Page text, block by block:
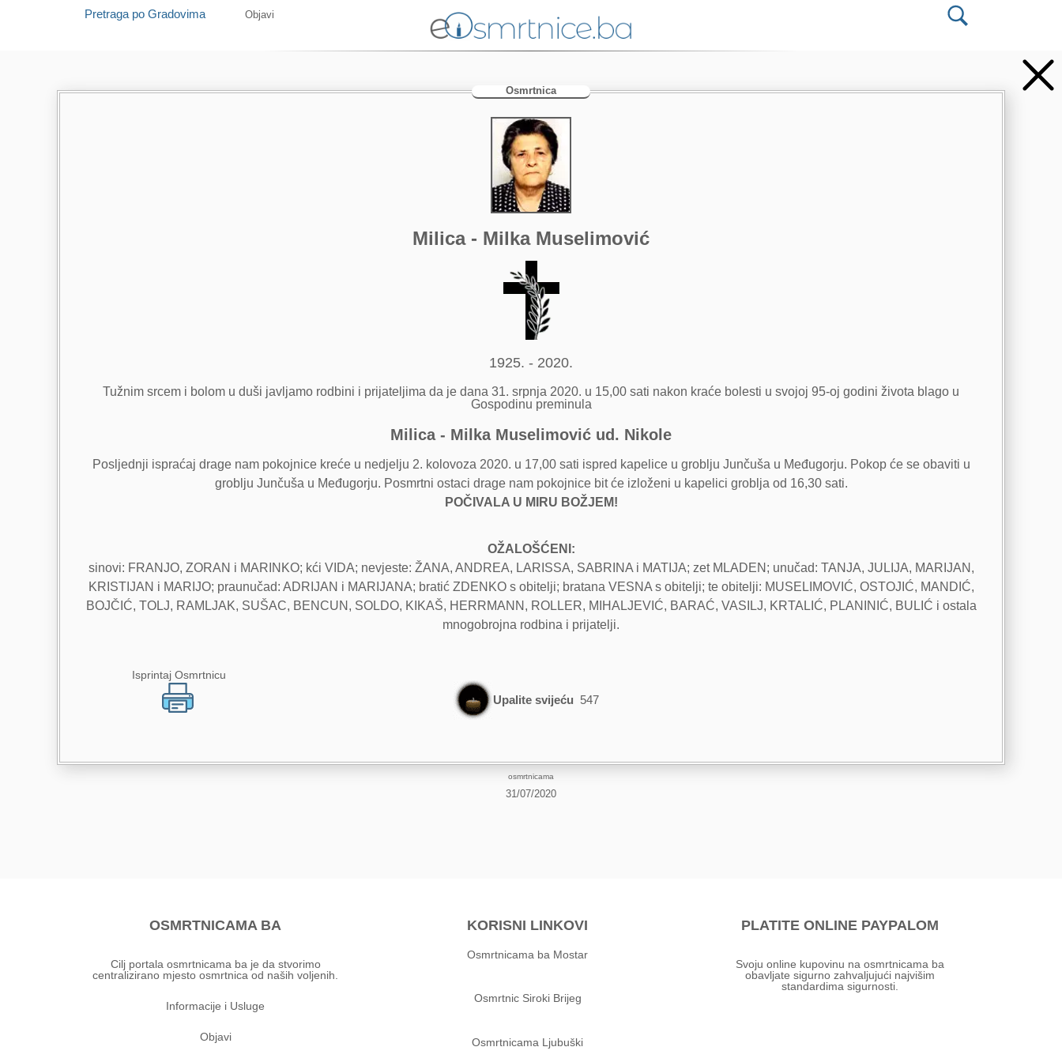
Pretraga po Gradovima Objavi
Osmrtnica
Milica - Milka Muselimović
1925. - 2020.
Tužnim srcem i bolom u duši javljamo rodbini i prijateljima da je dana 31. srpnja 2020. u 15,00 sati nakon kraće bolesti u svojoj 95-oj godini života blago u
Gospodinu preminula
Milica - Milka Muselimović ud. Nikole
Posljednji ispraćaj drage nam pokojnice kreće u nedjelju 2. kolovoza 2020. u 17,00 sati ispred kapelice u groblju Junčuša u Međugorju. Pokop će se obaviti u
groblju Junčuša u Međugorju. Posmrtni ostaci drage nam pokojnice bit će izloženi u kapelici groblja od 16,30 sati.
POČIVALA U MIRU BOŽJEM!
OŽALOŠĆENI:
sinovi: FRANJO, ZORAN i MARINKO; kći VIDA; nevjeste: ŽANA, ANDREA, LARISSA, SABRINA i MATIJA; zet MLADEN; unučad: TANJA, JULIJA, MARIJAN,
KRISTIJAN i MARIJO; praunučad: ADRIJAN i MARIJANA; bratić ZDENKO s obitelji; bratana VESNA s obitelji; te obitelji: MUSELIMOVIĆ, OSTOJIĆ, MANDIĆ,
BOJČIĆ, TOLJ, RAMLJAK, SUŠAC, BENCUN, SOLDO, KIKAŠ, HERRMANN, ROLLER, MIHALJEVIĆ, BARAĆ, VASILJ, KRTALIĆ, PLANINIĆ, BULIĆ i ostala
mnogobrojna rodbina i prijatelji.
Isprintaj Osmrtnicu
Upalite svijeću 547
osmrtnicama
31/07/2020
OSMRTNICAMA BA
Cilj portala osmrtnicama ba je da stvorimo
centralizirano mjesto osmrtnica od naših voljenih.
Informacije i Usluge
Objavi
KORISNI LINKOVI
Osmrtnicama ba Mostar
Osmrtnic Siroki Brijeg
Osmrtnicama Ljubuški
PLATITE ONLINE PAYPALOM
Svoju online kupovinu na osmrtnicama ba
obavljate sigurno zahvaljujući najvišim
standardima sigurnosti.